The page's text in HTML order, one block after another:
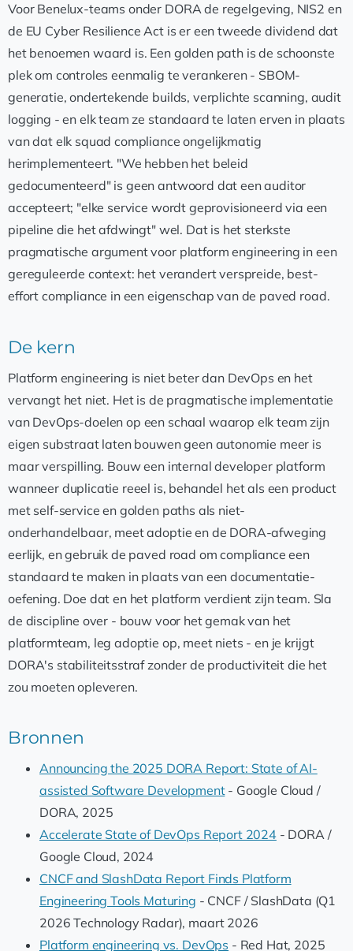
Voor Benelux-teams onder DORA de regelgeving, NIS2 en
de EU Cyber Resilience Act is er een tweede dividend dat
het benoemen waard is. Een golden path is de schoonste
plek om controles eenmalig te verankeren - SBOM-
generatie, ondertekende builds, verplichte scanning, audit
logging - en elk team ze standaard te laten erven in plaats
van dat elk squad compliance ongelijkmatig
herimplementeert. "We hebben het beleid
gedocumenteerd" is geen antwoord dat een auditor
accepteert; "elke service wordt geprovisioneerd via een
pipeline die het afdwingt" wel. Dat is het sterkste
pragmatische argument voor platform engineering in een
gereguleerde context: het verandert verspreide, best-
effort compliance in een eigenschap van de paved road.
De kern
Platform engineering is niet beter dan DevOps en het
vervangt het niet. Het is de pragmatische implementatie
van DevOps-doelen op een schaal waarop elk team zijn
eigen substraat laten bouwen geen autonomie meer is
maar verspilling. Bouw een internal developer platform
wanneer duplicatie reeel is, behandel het als een product
met self-service en golden paths als niet-
onderhandelbaar, meet adoptie en de DORA-afweging
eerlijk, en gebruik de paved road om compliance een
standaard te maken in plaats van een documentatie-
oefening. Doe dat en het platform verdient zijn team. Sla
de discipline over - bouw voor het gemak van het
platformteam, leg adoptie op, meet niets - en je krijgt
DORA's stabiliteitsstraf zonder de productiviteit die het
zou moeten opleveren.
Bronnen
Announcing the 2025 DORA Report: State of AI-
assisted Software Development- Google Cloud /
DORA, 2025
Accelerate State of DevOps Report 2024- DORA /
Google Cloud, 2024
CNCF and SlashData Report Finds Platform
Engineering Tools Maturing - CNCF / SlashData (Q1
2026 Technology Radar), maart 2026
Platform engineering vs. DevOps - Red Hat, 2025